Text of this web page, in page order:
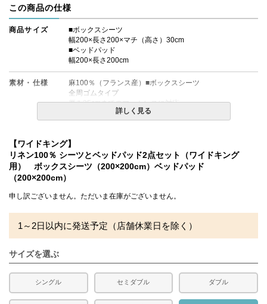
この商品の仕様
商品サイズ
■ボックスシーツ
幅200×長さ200×マチ（高さ）30cm
■ベッドパッド
幅200×長さ200cm
素材・仕様
麻100％（フランス産）■ボックスシーツ
全周ゴムタイプ
厚み25cmまでのマットレスに対応
表地：麻100％（フランス産）
中綿：ポリエステル100％
（四隅に固定用のゴムが付いています。）
送料
備考
・配送日指定OK！
合があります。
※できる限り実際の色を再現するよう心がけております
詳しく見る
【ワイドキング】
リネン100％ シーツとベッドパッド2点セット（ワイドキング
用） ボックスシーツ（200×200cm）ベッドパッド
（200×200cm）
申し訳ございません。ただいま在庫がございません。
1～2日以内に発送予定（店舗休業日を除く）
サイズを選ぶ
シングル セミダブル ダブル